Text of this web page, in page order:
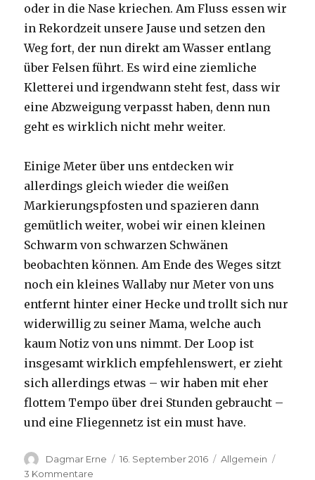
oder in die Nase kriechen. Am Fluss essen wir
in Rekordzeit unsere Jause und setzen den
Weg fort, der nun direkt am Wasser entlang
über Felsen führt. Es wird eine ziemliche
Kletterei und irgendwann steht fest, dass wir
eine Abzweigung verpasst haben, denn nun
geht es wirklich nicht mehr weiter.
Einige Meter über uns entdecken wir
allerdings gleich wieder die weißen
Markierungspfosten und spazieren dann
gemütlich weiter, wobei wir einen kleinen
Schwarm von schwarzen Schwänen
beobachten können. Am Ende des Weges sitzt
noch ein kleines Wallaby nur Meter von uns
entfernt hinter einer Hecke und trollt sich nur
widerwillig zu seiner Mama, welche auch
kaum Notiz von uns nimmt. Der Loop ist
insgesamt wirklich empfehlenswert, er zieht
sich allerdings etwas – wir haben mit eher
flottem Tempo über drei Stunden gebraucht –
und eine Fliegennetz ist ein must have.
Autor
Dagmar Erne
Veröffentlicht
16. September 2016 Kategorien
Allgemein
3 Kommentare